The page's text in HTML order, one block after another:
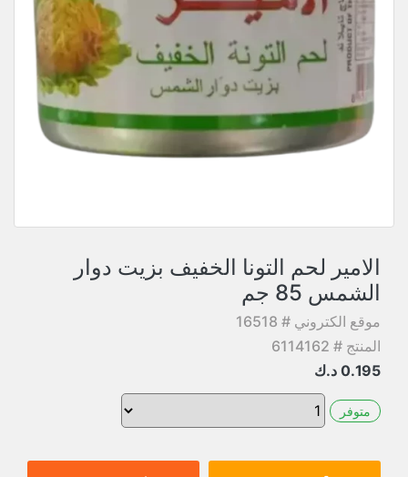
الامير لحم التونا الخفيف بزيت دوار
الشمس 85 جم
موقع الكتروني # 16518
المنتج # 6114162
0.195 د.ك
متوفر